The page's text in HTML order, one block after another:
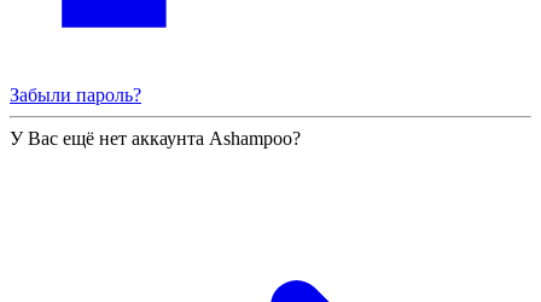
Забыли пароль?
У Вас ещё нет аккаунта Ashampoo?